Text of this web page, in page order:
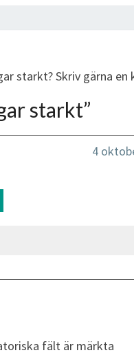
starkt? Skriv gärna
starkt”
4
fält är märkta